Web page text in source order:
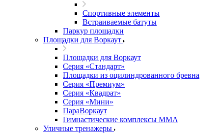
Спортивные элементы
Встраиваемые батуты
Паркур площадки
Площадки для Воркаут
Площадки для Воркаут
Серия «Стандарт»
Площадки из оцилиндрованного бревна
Серия «Премиум»
Серия «Квадрат»
Серия «Мини»
ПараВоркаут
Гимнастические комплексы ММА
Уличные тренажеры